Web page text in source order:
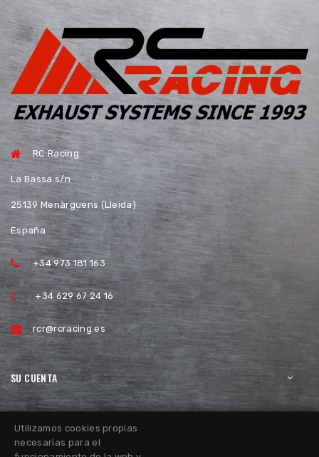
RC Racing
La Bassa s/n
25139 Menàrguens (Lleida)
España
+34 973 181 163
+34 629 67 24 16
rcr@rcracing.es
SU CUENTA
Utilizamos cookies propias
necesarias para el